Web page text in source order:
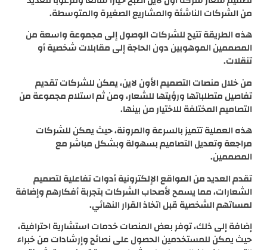
من الشركات الناشئة والمشاريع الصغيرة والمتوسطة.
هذه الطريقة تتيح للشركات الوصول إلى مجموعة واسعة من
المصممين الموهوبين دون الحاجة إلى مقابلات شخصية أو
تنقلات.
من خلال منصات التصميم الأون لاين، يمكن للشركات تقديم
تفاصيل متطلباتها ورؤيتها للشعار، ومن ثم استلام مجموعة من
التصاميم المختلفة للاختيار من بينها.
هذه العملية تتميز بالسرعة والمرونة، حيث يمكن للشركات
مراجعة وتعديل التصاميم بسهولة وبشكل مباشر مع
المصممين.
تقدم العديد من المواقع الإلكترونية أدوات تفاعلية لتصميم
الشعارات، مما يسمح لأصحاب الشركات بتجربة أفكارهم وإضافة
لمساتهم الشخصية قبل اتخاذ القرار النهائي.
إضافة إلى ذلك، توفر بعض المنصات خدمات استشارية احترافية،
حيث يمكن للمستخدمين الحصول على نصائح وإرشادات من خبراء